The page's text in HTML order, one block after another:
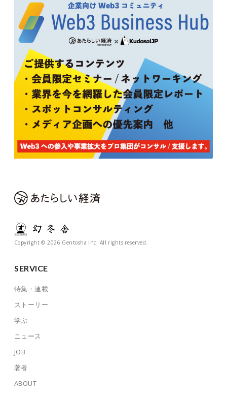
Copyright © 2026 Gentosha Inc. All rights reserved.
SERVICE
特集・連載
ストーリー
学ぶ
ニュース
JOB
著者
ABOUT